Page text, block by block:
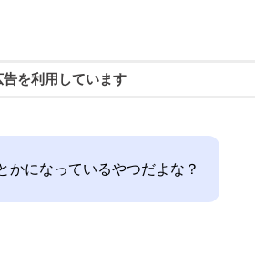
を利用しています
かになっているやつだよな？